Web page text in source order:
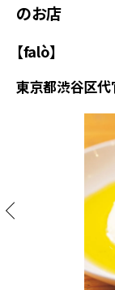
のお店
【falò】
東京都渋谷区